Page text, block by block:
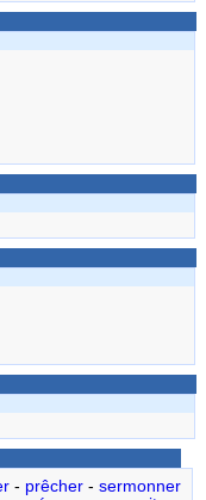
- prêcher- sermonner